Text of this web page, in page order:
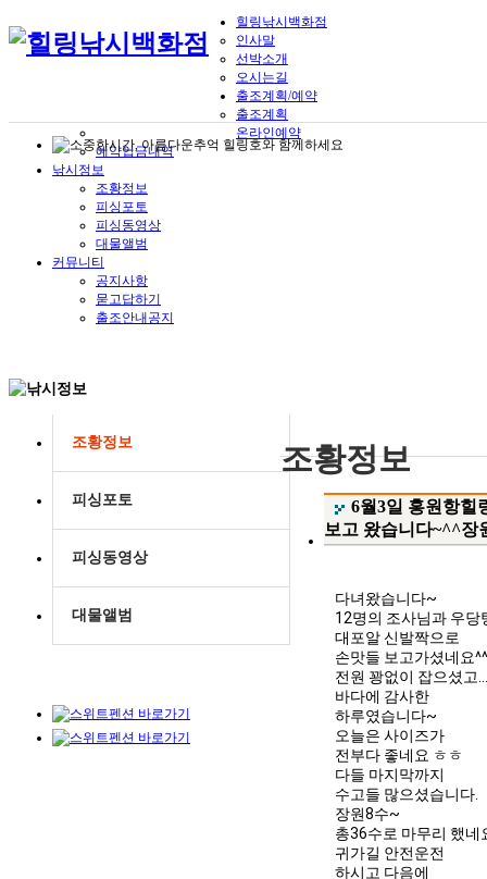
힐링낚시백화점
인사말
선박소개
오시는길
출조계획/예약
출조계획
온라인예약
예약입금내역
낚시정보
조황정보
피싱포토
피싱동영상
대물앨범
커뮤니티
공지사항
묻고답하기
출조안내공지
조황정보
피싱포토
피싱동영상
대물앨범
조황정보
6월3일 홍원항힐
보고 왔습니다~^^장
다녀왔습니다~
12명의 조사님과 우당
대포알 신발짝으로
손맛들 보고가셨네요^^
전원 꽝없이 잡으셨고
바다에 감사한
하루였습니다~
오늘은 사이즈가
전부다 좋네요 ㅎㅎ
다들 마지막까지
수고들 많으셨습니다.
장원8수~
총36수로 마무리 했네
귀가길 안전운전
하시고 다음에